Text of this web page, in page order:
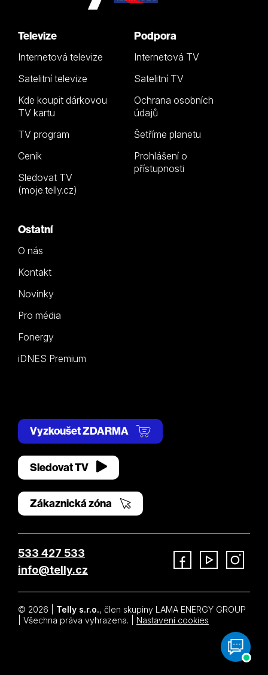
Televize
Internetová televize
Satelitní televize
Kde koupit dárkovou
TV kartu
TV program
Ceník
Sledovat TV
(moje.telly.cz)
Podpora
Internetová TV
Satelitní TV
Ochrana osobních
údajů
Šetříme planetu
Prohlášení o
přístupnosti
Ostatní
O nás
Kontakt
Novinky
Pro média
Fonergy
iDNES Premium
Vyzkoušet ZDARMA
Sledovat TV
Zákaznická zóna
533 427 533
info@telly.cz
© 2026 | Telly s.r.o., člen skupiny LAMA ENERGY GROUP
| Všechna práva vyhrazena. | Nastavení cookies